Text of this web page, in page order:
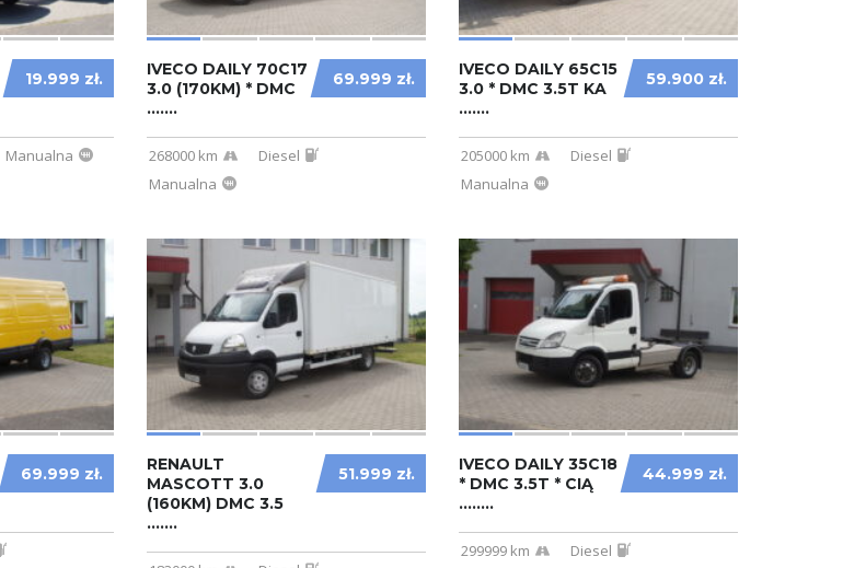
19.999 zł.
Manualna
69.999 zł.
IVECO DAILY 70C17
3.0 (170KM) * DMC
.......
268000 km
Diesel
Manualna
59.900 zł.
IVECO DAILY 65C15
3.0 * DMC 3.5T KA
.......
205000 km
Diesel
Manualna
69.999 zł. 51.999 zł.
RENAULT
MASCOTT 3.0
(160KM) DMC 3.5
.......
44.999 zł.
IVECO DAILY 35C18
* DMC 3.5T * CIĄ
........
299999 km
Diesel